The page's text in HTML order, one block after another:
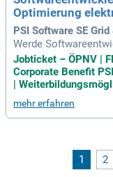
men sind.
Optimierung
PSI Software SE
Werde
Optimierung
In Aschaffenburg
der
ptimierung von
n spannenden
ähige
Innovation und
Jobticket – ÖPNV |
Corporate Benefit
|
mehr erfahren
1 2